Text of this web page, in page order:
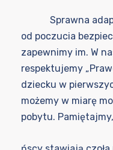
Sprawna
od poczucia
zapewnimy im. W
respektujemy
dziecku w
możemy w miarę
pobytu.